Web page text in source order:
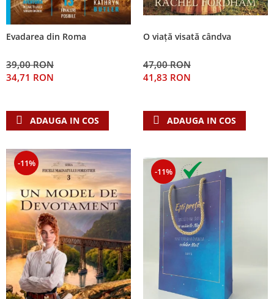
Evadarea din Roma
39,00 RON
34,71 RON
ADAUGA IN COS
O viață visată cândva
47,00 RON
41,83 RON
ADAUGA IN COS
-11%
-11%